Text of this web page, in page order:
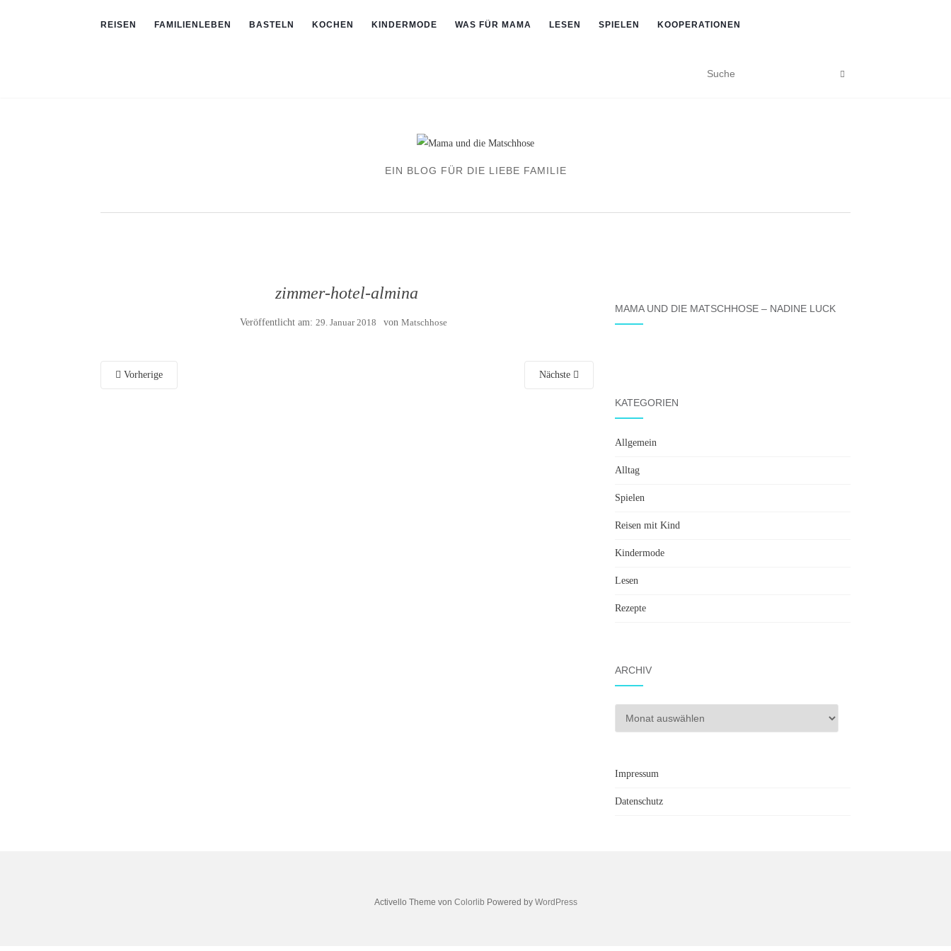
REISEN FAMILIENLEBEN BASTELN KOCHEN KINDERMODE WAS FÜR MAMA LESEN SPIELEN KOOPERATIONEN
EIN BLOG FÜR DIE LIEBE FAMILIE
zimmer-hotel-almina
Veröffentlicht am: 29. Januar 2018 von Matschhose
Vorherige Nächste
MAMA UND DIE MATSCHHOSE – NADINE LUCK
KATEGORIEN
Allgemein
Alltag
Spielen
Reisen mit Kind
Kindermode
Lesen
Rezepte
ARCHIV
Archiv
Impressum
Datenschutz
Activello Theme von Colorlib Powered by WordPress